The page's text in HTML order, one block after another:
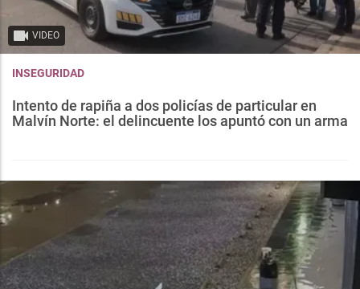
VIDEO
INSEGURIDAD
Intento de rapiña a dos policías de particular en
Malvín Norte: el delincuente los apuntó con un arma